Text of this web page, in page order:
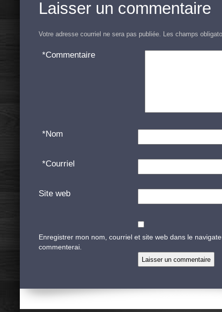
Laisser un commentaire
Votre adresse courriel ne sera pas publiée. Les champs
Commentaire
*
Nom
*
Courriel
*
Site web
Enregistrer mon nom, courriel et site web dans le
commenterai.